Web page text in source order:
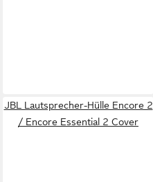
JBL Lautsprecher-Hülle Encore 2
/ Encore Essential 2 Cover